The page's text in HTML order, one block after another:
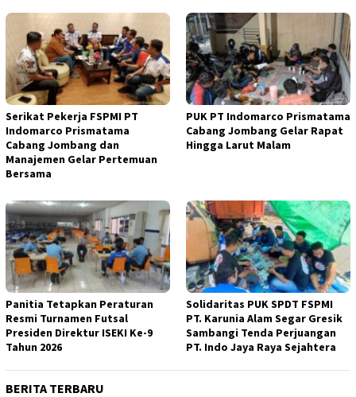
Serikat Pekerja FSPMI PT
Indomarco Prismatama
Cabang Jombang dan
Manajemen Gelar Pertemuan
Bersama
PUK PT Indomarco Prismatama
Cabang Jombang Gelar Rapat
Hingga Larut Malam
Panitia Tetapkan Peraturan
Resmi Turnamen Futsal
Presiden Direktur ISEKI Ke-9
Tahun 2026
Solidaritas PUK SPDT FSPMI
PT. Karunia Alam Segar Gresik
Sambangi Tenda Perjuangan
PT. Indo Jaya Raya Sejahtera
BERITA TERBARU